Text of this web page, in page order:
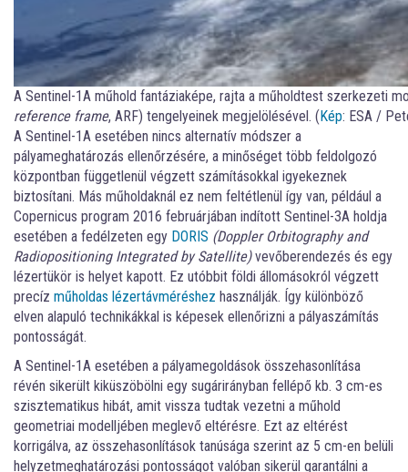
A Sentinel-1A műhold fantáziaképe, rajta a műholdtest szerkezeti
reference frame, ARF) tengelyeinek megjelölésével. (Kép: ESA /
A Sentinel-1A esetében nincs alternatív módszer a
pályameghatározás ellenőrzésére, a minőséget több feldolgozó
központban függetlenül végzett számításokkal igyekeznek
biztosítani. Más műholdaknál ez nem feltétlenül így van, például a
Copernicus program 2016 februárjában indított Sentinel-3A holdja
esetében a fedélzeten egy DORIS (Doppler Orbitography and
Radiopositioning Integrated by Satellite)vevőberendezés és egy
lézertükör is helyet kapott. Ez utóbbit földi állomásokról végzett
precíz műholdas lézertávméréshez használják. Így különböző
elven alapuló technikákkal is képesek ellenőrizni a pályaszámítás
pontosságát.
A Sentinel-1A esetében a pályamegoldások összehasonlítása
révén sikerült kiküszöbölni egy sugárirányban fellépő kb. 3 cm-es
szisztematikus hibát, amit vissza tudtak vezetni a műhold
geometriai modelljében meglevő eltérésre. Ezt az eltérést
korrigálva, az összehasonlítások tanúsága szerint az 5 cm-en belüli
helyzetmeghatározási pontosságot valóban sikerül garantálni a